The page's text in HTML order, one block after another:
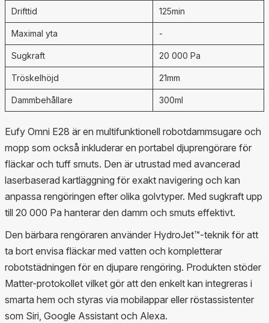
Drifttid 125min
Maximal yta -
Sugkraft 20 000 Pa
Tröskelhöjd 21mm
Dammbehållare 300ml
Eufy Omni E28 är en multifunktionell robotdammsugare och
mopp som också inkluderar en portabel djuprengörare för
fläckar och tuff smuts. Den är utrustad med avancerad
laserbaserad kartläggning för exakt navigering och kan
anpassa rengöringen efter olika golvtyper. Med sugkraft upp
till 20 000 Pa hanterar den damm och smuts effektivt.
Den bärbara rengöraren använder HydroJet™-teknik för att
ta bort envisa fläckar med vatten och kompletterar
robotstädningen för en djupare rengöring. Produkten stöder
Matter-protokollet vilket gör att den enkelt kan integreras i
smarta hem och styras via mobilappar eller röstassistenter
som Siri, Google Assistant och Alexa.